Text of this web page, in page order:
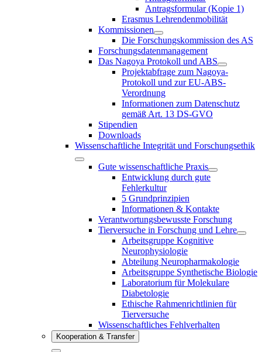
Antragsformular (Kopie 1)
Erasmus Lehrendenmobilität
Kommissionen
Die Forschungskommission des AS
Forschungsdatenmanagement
Das Nagoya Protokoll und ABS
Projektabfrage zum Nagoya-
Protokoll und zur EU-ABS-
Verordnung
Informationen zum Datenschutz
gemäß Art. 13 DS-GVO
Stipendien
Downloads
Wissenschaftliche Integrität und Forschungsethik
Gute wissenschaftliche Praxis
Entwicklung durch gute
Fehlerkultur
5 Grundprinzipien
Informationen & Kontakte
Verantwortungsbewusste Forschung
Tierversuche in Forschung und Lehre
Arbeitsgruppe Kognitive
Neurophysiologie
Abteilung Neuropharmakologie
Arbeitsgruppe Synthetische Biologie
Laboratorium für Molekulare
Diabetologie
Ethische Rahmenrichtlinien für
Tierversuche
Wissenschaftliches Fehlverhalten
Kooperation & Transfer